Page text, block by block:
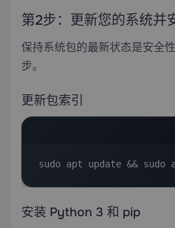
第2步：更新您的系统
保持系统包的最新状态是安全
步。
更新包索引
sudo apt update && sudo
安装 Python 3 和 pip